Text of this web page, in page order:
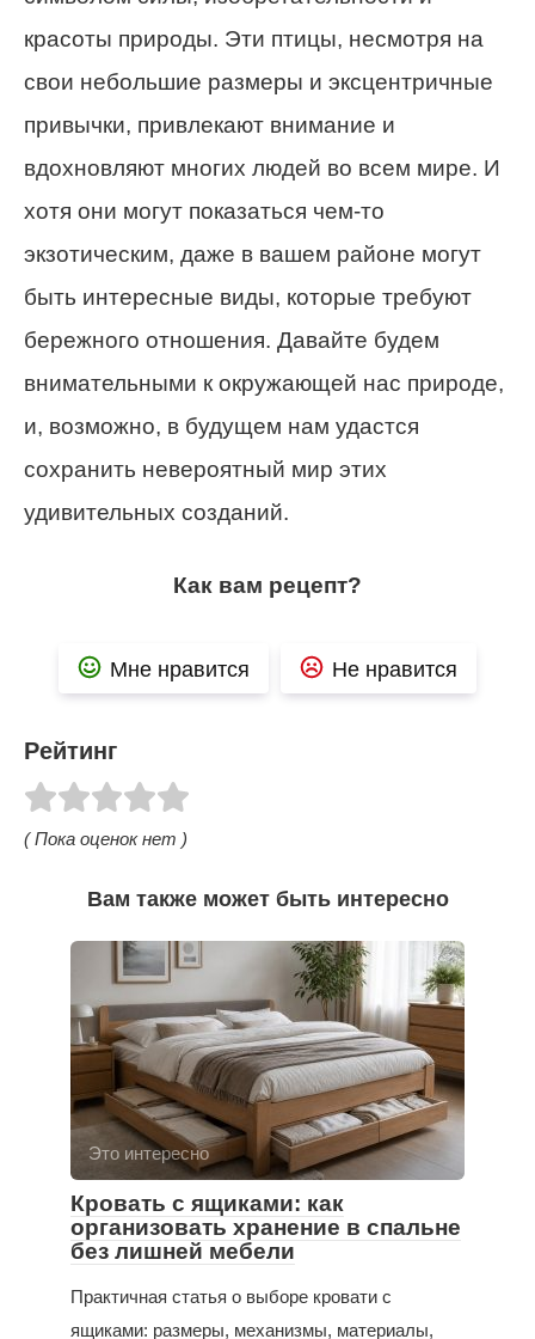
красоты природы. Эти птицы, несмотря на
свои небольшие размеры и эксцентричные
привычки, привлекают внимание и
вдохновляют многих людей во всем мире. И
хотя они могут показаться чем-то
экзотическим, даже в вашем районе могут
быть интересные виды, которые требуют
бережного отношения. Давайте будем
внимательными к окружающей нас природе,
и, возможно, в будущем нам удастся
сохранить невероятный мир этих
удивительных созданий.
Как вам рецепт?
Мне нравится Не нравится
Рейтинг
( Пока оценок нет )
Вам также может быть интересно
Это интересно
Кровать с ящиками: как
организовать хранение в спальне
без лишней мебели
Практичная статья о выборе кровати с
ящиками: размеры, механизмы, материалы,